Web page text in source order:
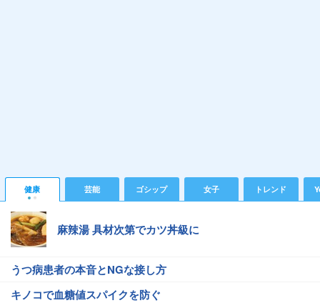
健康 芸能 ゴシップ 女子 トレンド
麻辣湯 具材次第でカツ丼級に
うつ病患者の本音とNGな接し方
キノコで血糖値スパイクを防ぐ